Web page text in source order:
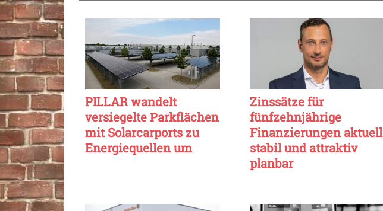
PILLAR wandelt
versiegelte Parkflächen
mit Solarcarports zu
Energiequellen um
Zinssätze für
fünfzehnjährige
Finanzierungen aktuell
stabil und attraktiv
planbar